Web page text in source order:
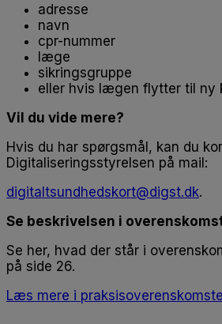
adresse
navn
cpr-nummer
læge
sikringsgruppe
eller hvis lægen flytter til ny
Vil du vide mere?
Hvis du har spørgsmål, kan du
Digitaliseringsstyrelsen på mail:
digitaltsundhedskort@digst.dk.
Se beskrivelsen i
Se her, hvad der står i
på side 26.
Læs mere i